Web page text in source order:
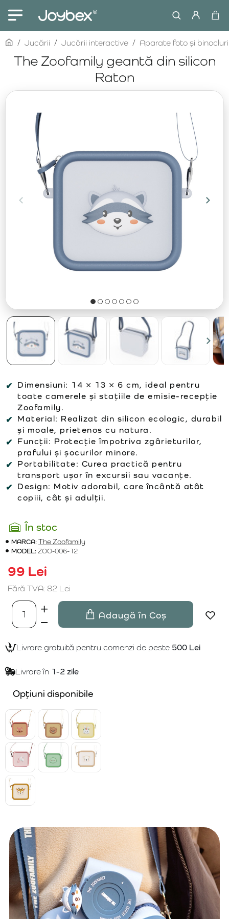
The Zoofamily geantă din silicon
Raton
homeJucării Jucării interactive Aparate foto și binocluri
Dimensiuni: 14 × 13 × 6 cm, ideal pentru
toate camerele și stațiile de emisie-recepție
Zoofamily.
Material: Realizat din silicon ecologic, durabil
și moale, prietenos cu natura.
Funcții: Protecție împotriva zgârieturilor,
prafului și șocurilor minore.
Portabilitate: Curea practică pentru
transport ușor în excursii sau vacanțe.
Design: Motiv adorabil, care încântă atât
copiii, cât și adulții.
În stoc
MARCA:The Zoofamily
MODEL:ZOO-006-12
99 Lei
Fără TVA: 82 Lei
Adaugă în Coș
Livrare gratuită pentru comenzi de peste 500 Lei
Livrare în 1-2 zile
Opțiuni disponibile